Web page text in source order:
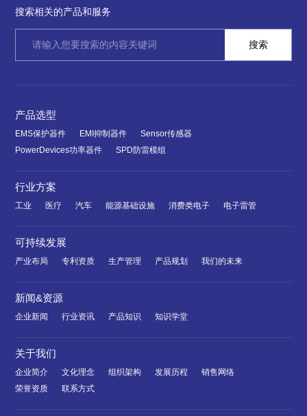
搜索相关的产品和服务
产品选型
EMS保护器件 EMI抑制器件
Sensor传感器
PowerDevices功率器件
SPD防雷模组
行业方案
工业 医疗 汽车 能源基础设施 消费类电子 电子雷管
可持续发展
产业布局 专利资质 生产管理 产品规划 我们的未来
新闻&资源
企业新闻 行业资讯 产品知识 知识学堂
关于我们
企业简介 文化理念 组织架构 发展历程
销售网络
荣誉资质
联系方式